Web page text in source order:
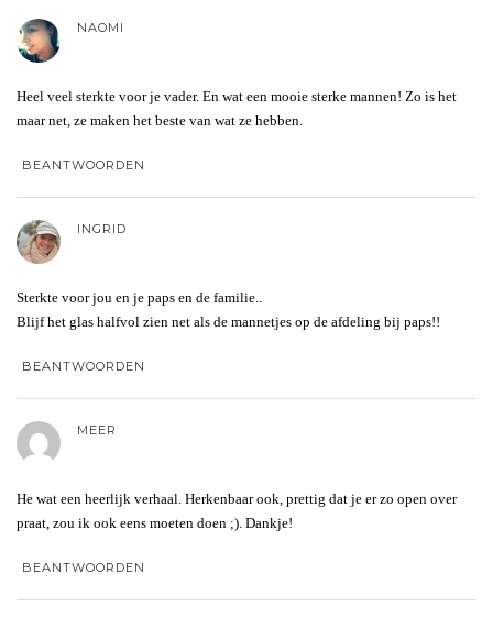
NAOMI
Heel veel sterkte voor je vader. En wat een mooie sterke mannen! Zo is het
maar net, ze maken het beste van wat ze hebben.
BEANTWOORDEN
INGRID
Sterkte voor jou en je paps en de familie..
Blijf het glas halfvol zien net als de mannetjes op de afdeling bij paps!!
BEANTWOORDEN
MEER
He wat een heerlijk verhaal. Herkenbaar ook, prettig dat je er zo open over
praat, zou ik ook eens moeten doen ;). Dankje!
BEANTWOORDEN